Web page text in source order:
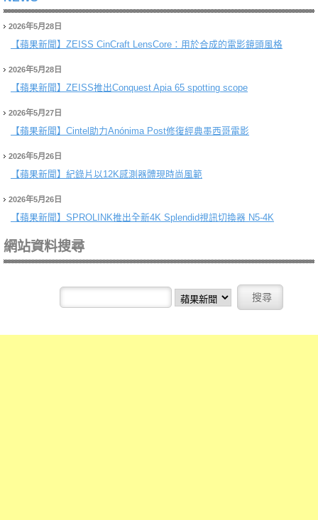
2026年5月28日
【蘋果新聞】 ZEISS CinCraft LensCore：用於合成的電影鏡頭風格
2026年5月28日
【蘋果新聞】 ZEISS推出Conquest Apia 65 spotting scope
2026年5月27日
【蘋果新聞】 Cintel助力Anónima Post修復經典墨西哥電影
2026年5月26日
【蘋果新聞】 紀錄片以12K感測器體現時尚風範
2026年5月26日
【蘋果新聞】 SPROLINK推出全新4K Splendid視訊切換器 N5-4K
網站資料搜尋